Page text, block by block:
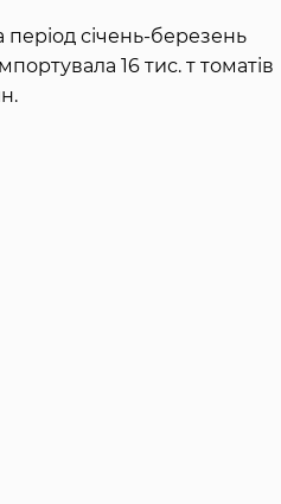
період січень-березень
16 тис. т томатів